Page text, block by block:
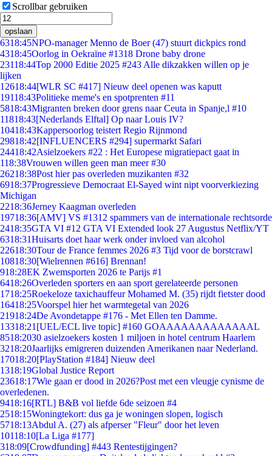
Scrollbar gebruiken
opslaan
6318:45NPO-manager Menno de Boer (47) stuurt dickpics rond
4318:45Oorlog in Oekraïne #1318 Drone baby drone
23118:44Top 2000 Editie 2025 #243 Alle dikzakken willen op je
lijken
12618:44[WLR SC #417] Nieuw deel openen was kaputt
19118:43Politieke meme's en spotprenten #11
5818:43Migranten breken door grens naar Ceuta in Spanje,l #10
11818:43[Nederlands Elftal] Op naar Louis IV?
10418:43Kappersoorlog teistert Regio Rijnmond
29818:42[INFLUENCERS #294] supermarkt Safari
24418:42Asielzoekers #22 : Het Europese migratiepact gaat in
118:38Vrouwen willen geen man meer #30
26218:38Post hier pas overleden muzikanten #32
6918:37Progressieve Democraat El-Sayed wint nipt voorverkiezing
Michigan
2218:36Jerney Kaagman overleden
19718:36[AMV] VS #1312 spammers van de internationale rechtsorde
2418:35GTA VI #12 GTA VI Extended look 27 Augustus Netflix/YT
6318:31Huisarts doet haar werk onder invloed van alcohol
22618:30Tour de France femmes 2026 #3 Tijd voor de borstcrawl
10818:30[Wielrennen #616] Brennan!
918:28EK Zwemsporten 2026 te Parijs #1
6418:26Overleden sporters en aan sport gerelateerde personen
1718:25Roekeloze taxichauffeur Mohamed M. (35) rijdt fietster dood
16418:25Voorspel hier het warmtegetal van 2026
21918:24De Avondetappe #176 - Met Ellen ten Damme.
13318:21 [UEL/ECL live topic] #160 GOAAAAAAAAAAAAAL
8518:2030 asielzoekers kosten 1 miljoen in hotel centrum Haarlem
3218:20Jaarlijks emigreren duizenden Amerikanen naar Nederland.
17018:20[PlayStation #184] Nieuw deel
1318:19Global Justice Report
23618:17Wie gaan er dood in 2026?Post met een vleugje cynisme de
overledenen.
9418:16[RTL] B&B vol liefde 6de seizoen #4
2518:15Woningtekort: dus ga je woningen slopen, logisch
5718:13Abdul A. (27) als afperser "Fleur" door het leven
10118:10[La Liga #177]
318:09[Crowdfunding] #443 Rentestijgingen?